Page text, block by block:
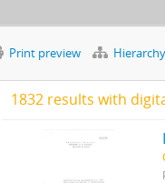
Print preview Hierarchy
1832 results with